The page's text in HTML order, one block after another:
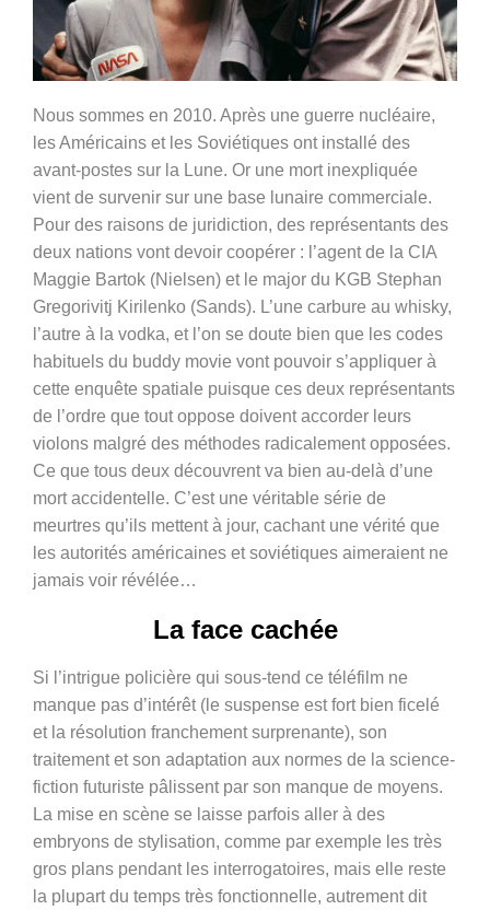
Nous sommes en 2010. Après une guerre nucléaire,
les Américains et les Soviétiques ont installé des
avant-postes sur la Lune. Or une mort inexpliquée
vient de survenir sur une base lunaire commerciale.
Pour des raisons de juridiction, des représentants des
deux nations vont devoir coopérer : l’agent de la CIA
Maggie Bartok (Nielsen) et le major du KGB Stephan
Gregorivitj Kirilenko (Sands). L’une carbure au whisky,
l’autre à la vodka, et l’on se doute bien que les codes
habituels du buddy movie vont pouvoir s’appliquer à
cette enquête spatiale puisque ces deux représentants
de l’ordre que tout oppose doivent accorder leurs
violons malgré des méthodes radicalement opposées.
Ce que tous deux découvrent va bien au-delà d’une
mort accidentelle. C’est une véritable série de
meurtres qu’ils mettent à jour, cachant une vérité que
les autorités américaines et soviétiques aimeraient ne
jamais voir révélée…
La face cachée
Si l’intrigue policière qui sous-tend ce téléfilm ne
manque pas d’intérêt (le suspense est fort bien ficelé
et la résolution franchement surprenante), son
traitement et son adaptation aux normes de la science-
fiction futuriste pâlissent par son manque de moyens.
La mise en scène se laisse parfois aller à des
embryons de stylisation, comme par exemple les très
gros plans pendant les interrogatoires, mais elle reste
la plupart du temps très fonctionnelle, autrement dit